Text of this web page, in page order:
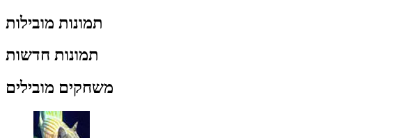
תמונות מובילות
תמונות חדשות
משחקים מובילים